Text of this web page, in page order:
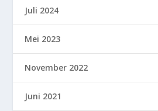
Juli 2024
Mei 2023
November 2022
Juni 2021